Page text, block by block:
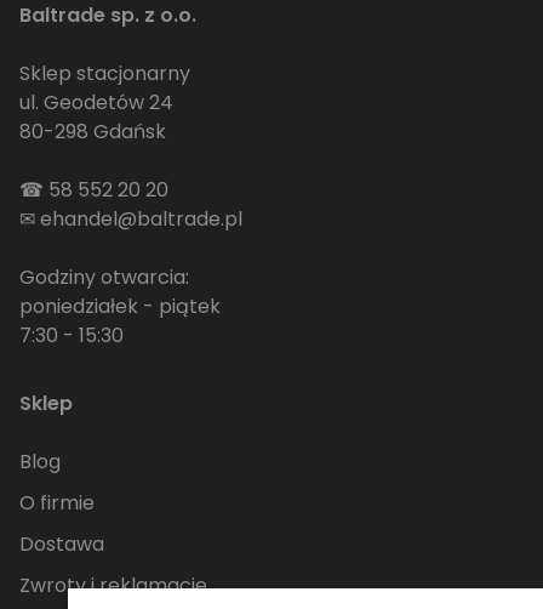
Baltrade sp. z o.o.
Sklep stacjonarny
ul. Geodetów 24
80-298 Gdańsk
☎ 58 552 20 20
✉ehandel@baltrade.pl
Godziny otwarcia:
poniedziałek - piątek
7:30 - 15:30
Sklep
Blog
O firmie
Dostawa
Zwroty i reklamacje